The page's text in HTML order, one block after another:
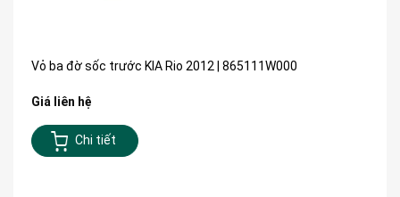
Vỏ ba đờ sốc trước KIA Rio 2012 | 865111W000
Giá liên hệ
Chi tiết